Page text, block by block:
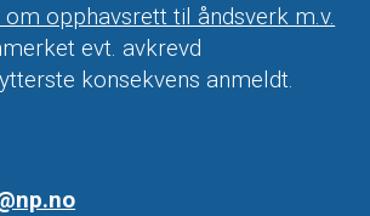
om opphavsrett til åndsverk m.v.
evt. avkrevd
konsekvens anmeldt.